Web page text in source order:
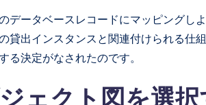
データベースレコードにマッピングし
貸出インスタンスと関連付けられる仕
る決定がなされたのです。
ェクト図を選択